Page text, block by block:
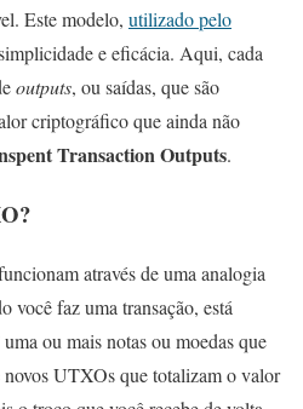
Este modelo, utilizado pelo
e eficácia. Aqui, cada
outputs, ou saídas, que são
criptográfico que ainda não
Transaction Outputs.
através de uma analogia
faz uma transação, está
ou mais notas ou moedas que
UTXOs que totalizam o valor